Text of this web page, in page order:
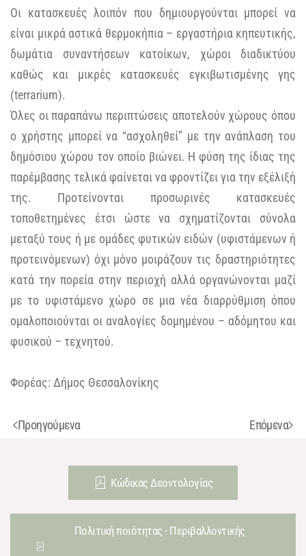
Οι κατασκευές λοιπόν που δημιουργούνται μπορεί να
είναι μικρά αστικά θερμοκήπια – εργαστήρια κηπευτικής,
δωμάτια συναντήσεων κατοίκων, χώροι διαδικτύου
καθώς και μικρές κατασκευές εγκιβωτισμένης γης
(terrarium).
Όλες οι παραπάνω περιπτώσεις αποτελούν χώρους όπου
ο χρήστης μπορεί να “ασχοληθεί” με την ανάπλαση του
δημόσιου χώρου τον οποίο βιώνει. Η φύση της ίδιας της
παρέμβασης τελικά φαίνεται να φροντίζει για την εξέλιξή
της. Προτείνονται προσωρινές κατασκευές
τοποθετημένες έτσι ώστε να σχηματίζονται σύνολα
μεταξύ τους ή με ομάδες φυτικών ειδών (υφιστάμενων ή
προτεινόμενων) όχι μόνο μοιράζουν τις δραστηριότητες
κατά την πορεία στην περιοχή αλλά οργανώνονται μαζί
με το υφιστάμενο χώρο σε μια νέα διαρρύθμιση όπου
ομαλοποιούνται οι αναλογίες δομημένου – αδόμητου και
φυσικού – τεχνητού.
Φορέας: Δήμος Θεσσαλονίκης
Προηγούμενα Επόμενα
Κώδικας Δεοντολογίας
Πολιτική ποιότητας - Περιβαλλοντικής